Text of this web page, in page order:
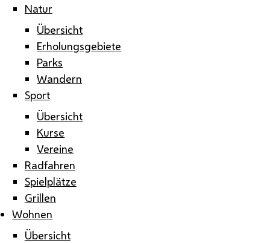
Natur
Übersicht
Erholungsgebiete
Parks
Wandern
Sport
Übersicht
Kurse
Vereine
Radfahren
Spielplätze
Grillen
Wohnen
Übersicht